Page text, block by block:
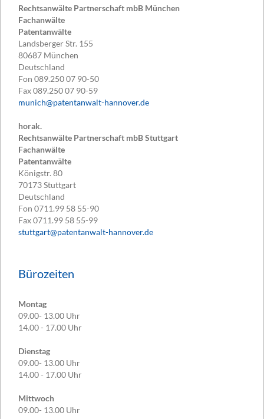
Rechtsanwälte Partnerschaft mbB München
Fachanwälte
Patentanwälte
Landsberger Str. 155
80687 München
Deutschland
Fon 089.250 07 90-50
Fax089.250 07 90-59
munich@patentanwalt-hannover.de
horak.
Rechtsanwälte Partnerschaft mbB Stuttgart
Fachanwälte
Patentanwälte
Königstr. 80
70173Stuttgart
Deutschland
Fon 0711.99 58 55-90
Fax0711.99 58 55-99
stuttgart@patentanwalt-hannover.de
Bürozeiten
Montag
09.00- 13.00 Uhr
14.00 - 17.00 Uhr
Dienstag
09.00- 13.00 Uhr
14.00 - 17.00 Uhr
Mittwoch
09.00- 13.00 Uhr